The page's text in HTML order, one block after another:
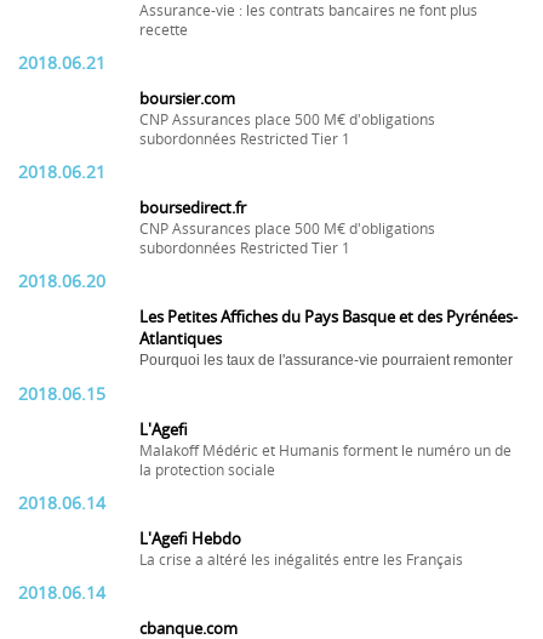
Assurance-vie : les contrats bancaires ne font plus
recette
2018.06.21
boursier.com
CNP Assurances place 500 M€ d'obligations
subordonnées Restricted Tier 1
2018.06.21
boursedirect.fr
CNP Assurances place 500 M€ d'obligations
subordonnées Restricted Tier 1
2018.06.20
Les Petites Affiches du Pays Basque et des Pyrénées-
Atlantiques
Pourquoi les taux de l'assurance-vie pourraient remonter
2018.06.15
L'Agefi
Malakoff Médéric et Humanis forment le numéro un de
la protection sociale
2018.06.14
L'Agefi Hebdo
La crise a altéré les inégalités entre les Français
2018.06.14
cbanque.com